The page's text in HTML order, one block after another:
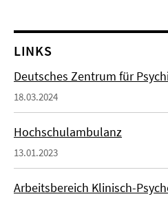
LINKS
Deutsches Zentrum für
18.03.2024
Hochschulambulanz
13.01.2023
Arbeitsbereich Klinisch-